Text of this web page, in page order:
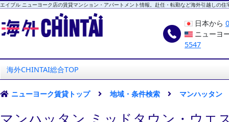
エイブル ニューヨーク店の賃貸マンション・アパートメント情報。赴任・転勤など海外引越しの住
日本から
ニューヨ
5547
海外CHINTAI総合TOP
ニューヨーク賃貸トップ 地域・条件検索 マンハッタン